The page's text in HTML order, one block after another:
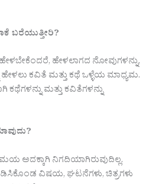
ಬರೆಯುತ್ತೀರಿ?
ಹೇಳಲಾಗದ ನೋವುಗಳನ್ನು,
ಹೇಳಲು ಕವಿತೆ ಮತ್ತು ಕಥೆ ಒಳ್ಳೆಯ ಮಾಧ್ಯಮ.
ಮತ್ತು ಕವಿತೆಗಳನ್ನು
ಅದಕ್ಕಾಗಿ ನಿಗದಿಯಾಗಿರುವುದಿಲ್ಲ.
ವಿಷಯ, ಘಟನೆಗಳು, ಚಿತ್ರಗಳು